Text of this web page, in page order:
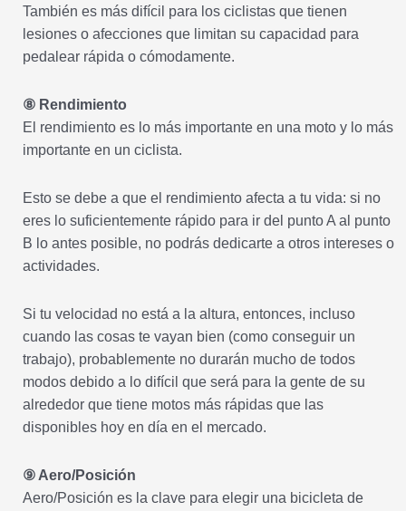
También es más difícil para los ciclistas que tienen
lesiones o afecciones que limitan su capacidad para
pedalear rápida o cómodamente.
⑧ Rendimiento
El rendimiento es lo más importante en una moto y lo más
importante en un ciclista.
Esto se debe a que el rendimiento afecta a tu vida: si no
eres lo suficientemente rápido para ir del punto A al punto
B lo antes posible, no podrás dedicarte a otros intereses o
actividades.
Si tu velocidad no está a la altura, entonces, incluso
cuando las cosas te vayan bien (como conseguir un
trabajo), probablemente no durarán mucho de todos
modos debido a lo difícil que será para la gente de su
alrededor que tiene motos más rápidas que las
disponibles hoy en día en el mercado.
⑨ Aero/Posición
Aero/Posición es la clave para elegir una bicicleta de